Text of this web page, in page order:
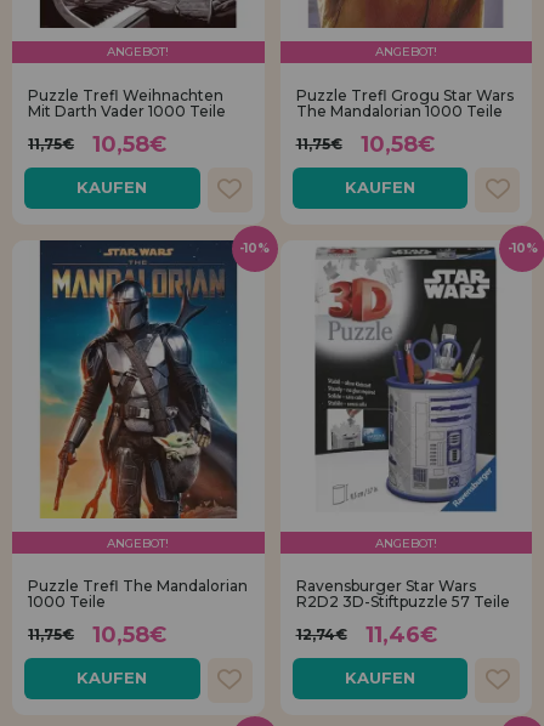
ANGEBOT!
Puzzle Trefl Weihnachten
Mit Darth Vader 1000 Teile
11,75€
10,58€
KAUFEN
ANGEBOT!
Puzzle Trefl Grogu Star Wars
The Mandalorian 1000 Teile
11,75€
10,58€
KAUFEN
ANGEBOT!
Puzzle Trefl The Mandalorian
1000 Teile
11,75€
10,58€
KAUFEN
-10%
ANGEBOT!
Ravensburger Star Wars
R2D2 3D-Stiftpuzzle 57 Teile
12,74€
11,46€
KAUFEN
-10%